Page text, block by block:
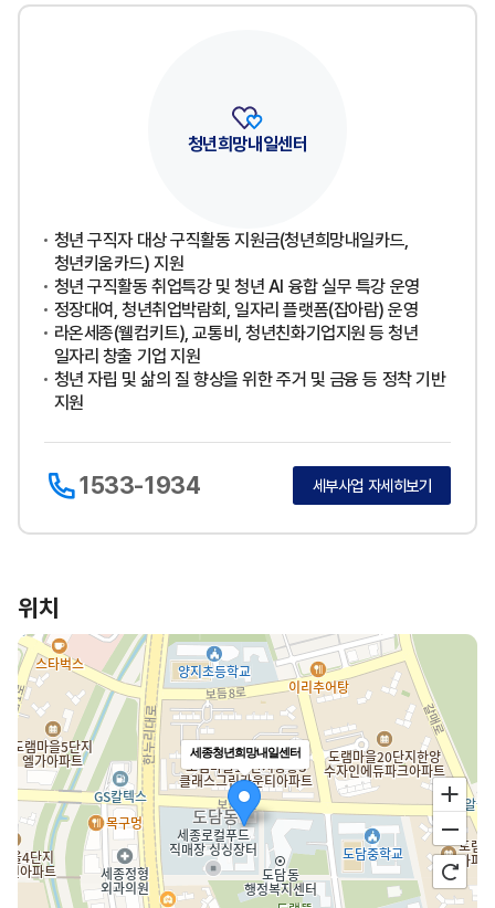
청년희망내일센터
청년 구직자 대상 구직활동 지원금(청년희망내일카드,
청년키움카드) 지원
청년 구직활동 취업특강 및 청년 AI 융합 실무 특강 운영
정장대여, 청년취업박람회, 일자리 플랫폼(잡아람) 운영
라온세종(웰컴키트), 교통비, 청년친화기업지원 등 청년
일자리 창출 기업 지원
청년 자립 및 삶의 질 향상을 위한 주거 및 금융 등 정착 기반
지원
1533-1934 세부사업 자세히보기
위치
세종청년희망내일센터